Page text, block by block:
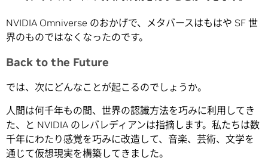
NVIDIA Omniverse のおかげで、メタバースはもはや SF 世
界のものではなくなったのです。
Back to the Future
では、次にどんなことが起こるのでしょうか。
人間は何千年もの間、世界の認識方法を巧みに利用してき
た、と NVIDIA のレバレディアンは指摘します。私たちは数
千年にわたり感覚を巧みに改造して、音楽、芸術、文学を
通じて仮想現実を構築してきました。